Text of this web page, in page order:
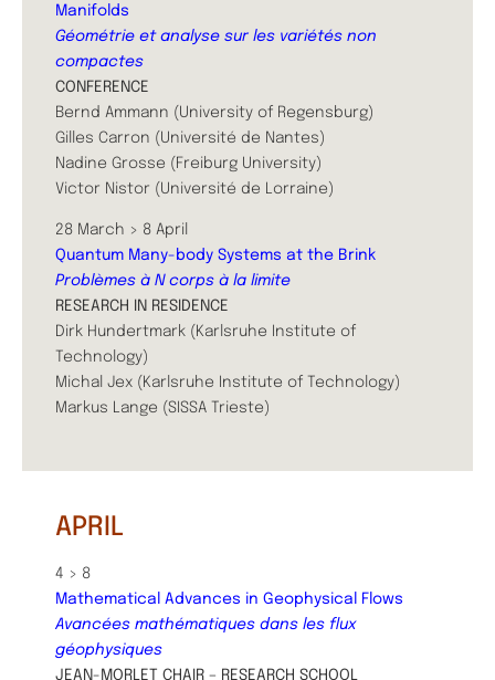
Manifolds
​Géométrie et analyse sur les variétés non
compactes
CONFERENCE
Bernd Ammann (University of Regensburg)
Gilles Carron (Université de Nantes)
Nadine Grosse (Freiburg University)
Victor Nistor (Université de Lorraine)
28 March > 8 April
Quantum Many-body Systems at the Brink
Problèmes à N corps à la limite
RESEARCH IN RESIDENCE
Dirk Hundertmark (Karlsruhe Institute of
Technology)
Michal Jex (Karlsruhe Institute of Technology)
Markus Lange (SISSA Trieste)
APRIL
4 > 8
Mathematical Advances in Geophysical Flows
Avancées mathématiques dans les flux
géophysiques
​JEAN-MORLET CHAIR – RESEARCH SCHOOL